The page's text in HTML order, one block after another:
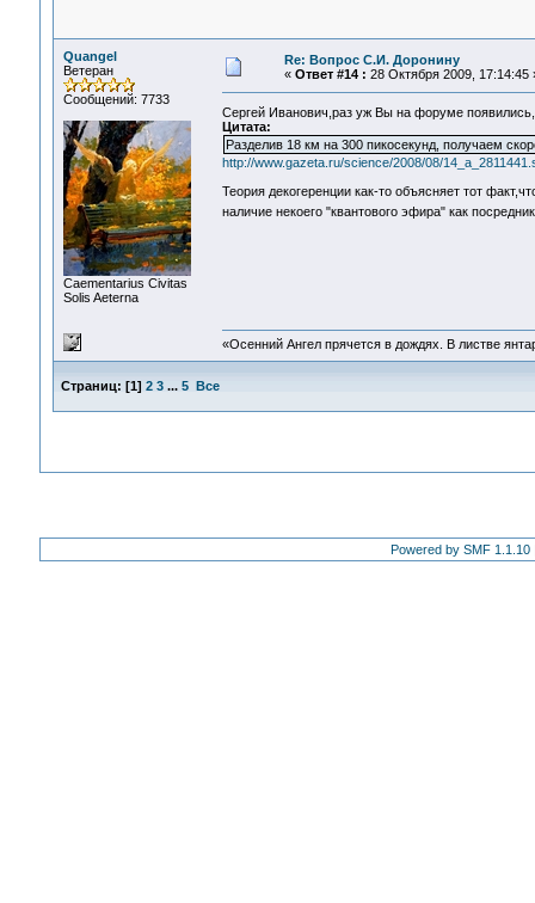
Quangel
Ветеран
Сообщений: 7733
Сaementarius Civitas
Solis Aeterna
Re: Вопрос С.И. Доронину
« Ответ #14 : 28 Октября 2009, 17:14:45
Сергей Иванович,раз уж Вы на форуме
Цитата:
Разделив 18 км на 300 пикосекунд, получаем
http://www.gazeta.ru/science/2008/08/
Теория декогеренции как-то объясняет тот
наличие некоего "квантового эфира" как
«Осенний Ангел прячется в дождях. В листве
Страниц: [1] 2 3 ... 5 Все
Powered by SMF 1.1.10